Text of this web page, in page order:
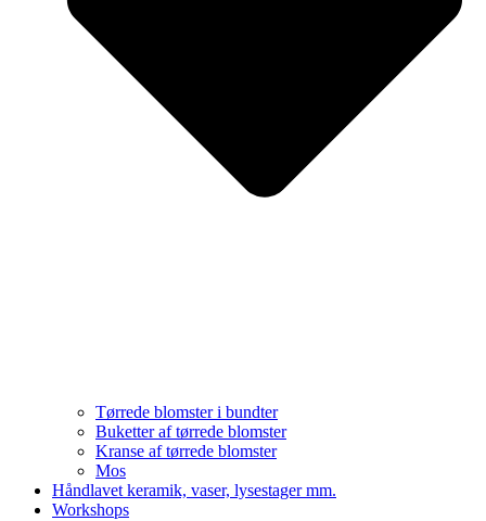
Tørrede blomster i bundter
Buketter af tørrede blomster
Kranse af tørrede blomster
Mos
Håndlavet keramik, vaser, lysestager mm.
Workshops